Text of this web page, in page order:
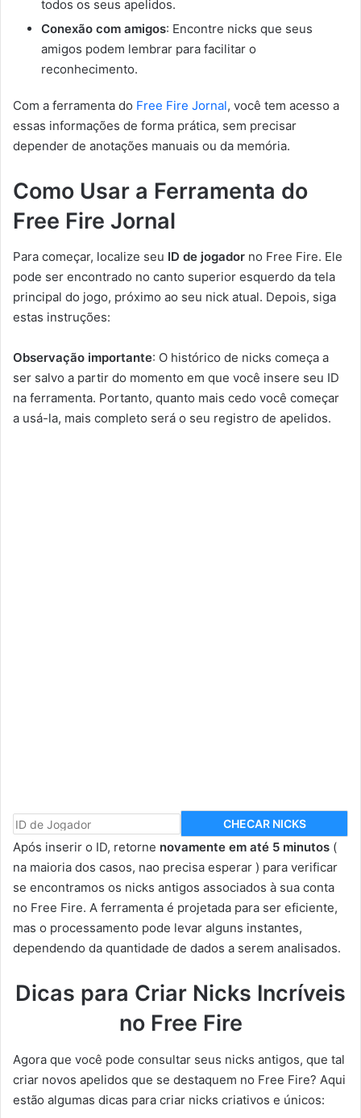
todos os seus apelidos.
Conexão com amigos: Encontre nicks que seus
amigos podem lembrar para facilitar o
reconhecimento.
Com a ferramenta do Free Fire Jornal, você tem acesso a
essas informações de forma prática, sem precisar
depender de anotações manuais ou da memória.
Como Usar a Ferramenta do
Free Fire Jornal
Para começar, localize seu ID de jogador no Free Fire. Ele
pode ser encontrado no canto superior esquerdo da tela
principal do jogo, próximo ao seu nick atual. Depois, siga
estas instruções:
Observação importante: O histórico de nicks começa a
ser salvo a partir do momento em que você insere seu ID
na ferramenta. Portanto, quanto mais cedo você começar
a usá-la, mais completo será o seu registro de apelidos.
CHECAR NICKS
Após inserir o ID, retorne novamente em até 5 minutos (
na maioria dos casos, nao precisa esperar ) para verificar
se encontramos os nicks antigos associados à sua conta
no Free Fire. A ferramenta é projetada para ser eficiente,
mas o processamento pode levar alguns instantes,
dependendo da quantidade de dados a serem analisados.
Dicas para Criar Nicks Incríveis
no Free Fire
Agora que você pode consultar seus nicks antigos, que tal
criar novos apelidos que se destaquem no Free Fire? Aqui
estão algumas dicas para criar nicks criativos e únicos: